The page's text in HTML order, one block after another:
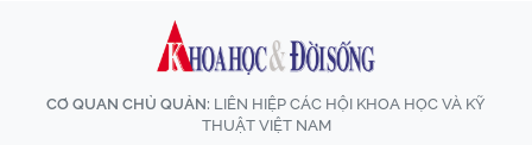
CƠ QUAN CHỦ QUẢN: LIÊN HIỆP CÁC HỘI KHOA HỌC VÀ KỸ
THUẬT VIỆT NAM